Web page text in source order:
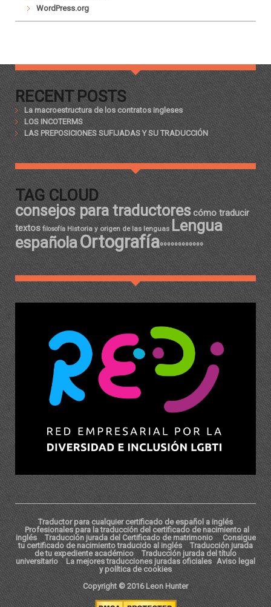
WordPress.org
RECENT POSTS
La macroestructura de los contratos ingleses
LOS INCOTERMS
LAS PREPOSICIONES SUFIJADAS Y SU TRADUCCIÓN
TAG CLOUD
consejos para traductorescómo traducir
textos filosofía Historia y origen de las lenguas Lengua
españolaOrtografíaºººººººººººº
Traductor para cualquier certificado de español a inglés
Profesionales para la traducción del certificado de nacimiento al
inglés
Traducción jurada del Certificado de matrimonio
Consigue
tu certificado de nacimiento traducido al inglés
Traducción jurada
de tu expediente académico
Traducción jurada del título
universitario
La mejores traducciones juradas oficiales Aviso legal
y política de cookies
Copyright © 2016 Leon Hunter